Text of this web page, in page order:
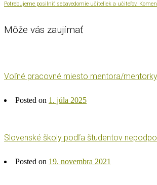
Potrebujeme posilniť sebavedomie učiteliek a učiteľov.
Môže vás zaujímať
Voľné pracovné miesto mentora/
Posted on 1. júla 2025
Slovenské školy podľa študentov
Posted on 19. novembra 2021